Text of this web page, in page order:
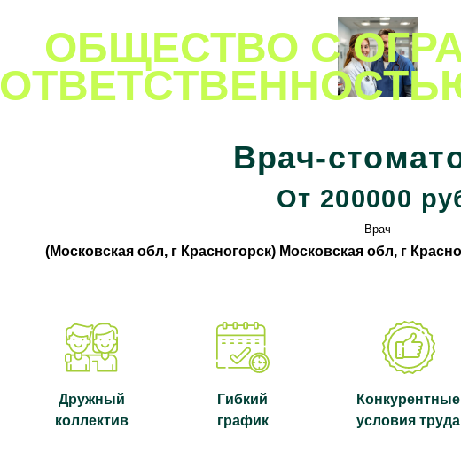
ОБЩЕСТВО С
Врач-
От 200000
Врач
(Московская обл, г Красногорск) Московская обл, г
Дружный
коллектив
Гибкий
график
Конкурентные
условия труда